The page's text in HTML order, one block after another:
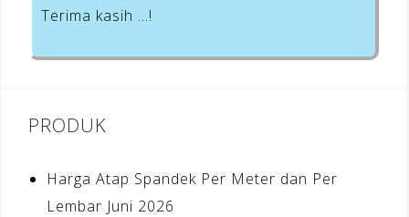
Terima kasih …!
PRODUK
Harga Atap Spandek Per Meter dan Per
Lembar Juni 2026